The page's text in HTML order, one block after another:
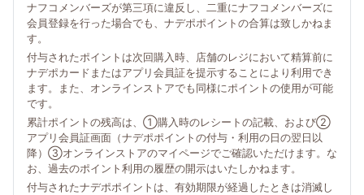
ナフコメンバーズが第三項に違反し、二重にナフコメンバーズに
会員登録を行った場合でも、ナデポポイントの合算は致しかねま
す。
付与されたポイントは次回購入時、店舗のレジにおいて精算前に
ナデポカードまたはアプリ会員証を提示することにより利用でき
ます。また、オンラインストアでも同様にポイントの使用が可能
です。
累計ポイントの残高は、①購入時のレシートの記載、および②
アプリ会員証画面（ナデポポイントの付与・利用の日の翌日以
降）③オンラインストアのマイページでご確認いただけます。な
お、過去のポイント利用の履歴の開示はいたしかねます。
付与されたナデポポイントは、有効期限が経過したときは消滅し